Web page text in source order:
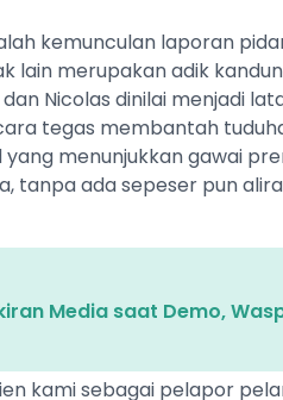
kemunculan laporan
lain merupakan adik
Nicolas dinilai menjadi
tegas membantah
menunjukkan gawai
tanpa ada sepeser pun
Media saat Demo,
kami sebagai pelapor